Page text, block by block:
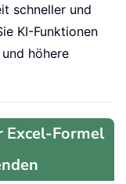
schneller und
KI-Funktionen
höhere
Excel-Formel